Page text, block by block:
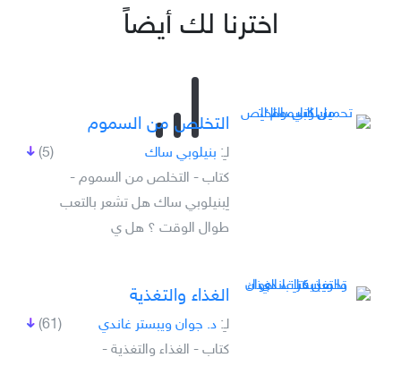
اخترنا لك أيضاً
التخلص من السموم
(5) لـِ: بنيلوبي ساك
كتاب - التخلص من السموم -
لِبنيلوبي ساك هل تشعر بالتعب
طوال الوقت ؟ هل ي
الغذاء والتغذية
(61) لـِ: د. جوان ويبستر غاندي
كتاب - الغذاء والتغذية -